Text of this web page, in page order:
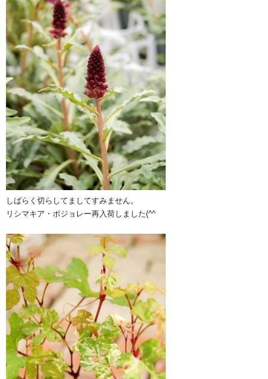
しばらく切らしてましてすみません。
リシマキア・ボジョレー再入荷しました(^^ゞ